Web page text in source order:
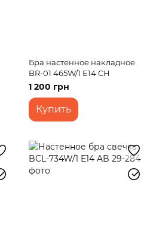
Бра настенное накладное
BR-01 465W/1 E14 CH
1 200 грн
Купить